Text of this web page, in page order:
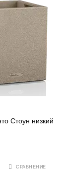
Стоун низкий
СРАВНЕНИЕ